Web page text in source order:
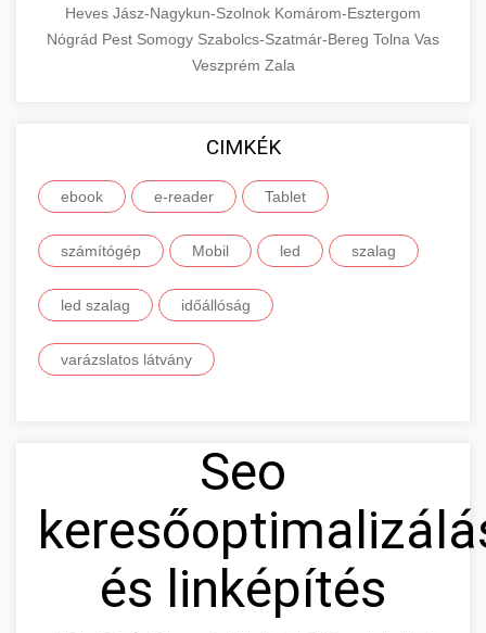
Heves Jász-Nagykun-Szolnok Komárom-Esztergom
Nógrád Pest Somogy Szabolcs-Szatmár-Bereg Tolna Vas
Veszprém Zala
CIMKÉK
ebook e-reader Tablet
számítógép Mobil led szalag
led szalag időállóság
varázslatos látvány
Seo
és linképítés